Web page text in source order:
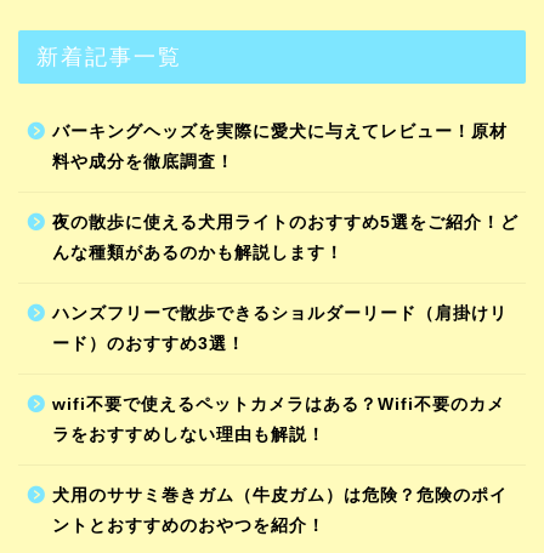
新着記事一覧
バーキングヘッズを実際に愛犬に与えてレビュー！原材
料や成分を徹底調査！
夜の散歩に使える犬用ライトのおすすめ5選をご紹介！ど
んな種類があるのかも解説します！
ハンズフリーで散歩できるショルダーリード（肩掛けリ
ード）のおすすめ3選！
wifi不要で使えるペットカメラはある？Wifi不要のカメ
ラをおすすめしない理由も解説！
犬用のササミ巻きガム（牛皮ガム）は危険？危険のポイ
ントとおすすめのおやつを紹介！